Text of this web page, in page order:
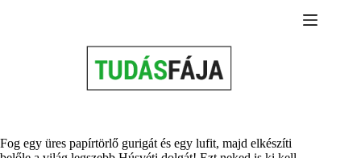
Fog egy üres papírtörlő gurigát és egy lufit, majd elkészíti